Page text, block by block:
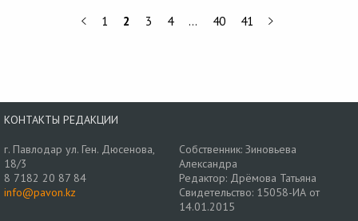
1 2 3 4 … 40 41
КОНТАКТЫ РЕДАКЦИИ
г. Павлодар ул. Ген. Дюсенова,
18/3
8 7182 20 87 84
info@pavon.kz
Собственник: Зиновьева
Александра
Редактор: Дрёмова Татьяна
Свидетельство: 15058-ИА от
14.01.2015